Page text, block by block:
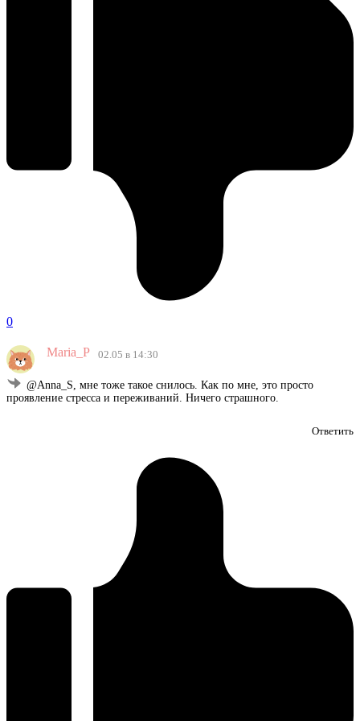
0
Maria_P 02.05 в 14:30
@Anna_S, мне тоже такое снилось. Как по мне, это просто
проявление стресса и переживаний. Ничего страшного.
Ответить